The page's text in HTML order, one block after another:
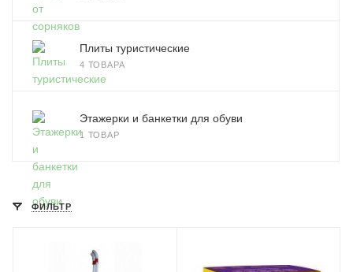
Плиты туристические
4 ТОВАРА
Этажерки и банкетки для обуви
1 ТОВАР
ФИЛЬТР